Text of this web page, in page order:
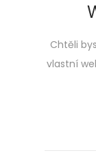
Chtěli
vlastní